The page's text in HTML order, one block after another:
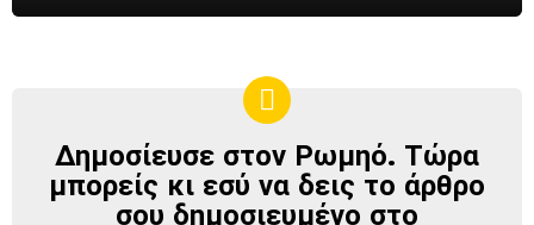
ΔΗΜΟΣΊΕΥΣΕ
ΣΤΟΝ
ΡΩΜΗΌ
Δημοσίευσε στον Ρωμηό. Τώρα
μπορείς κι εσύ να δεις το άρθρο
σου δημοσιευμένο στο